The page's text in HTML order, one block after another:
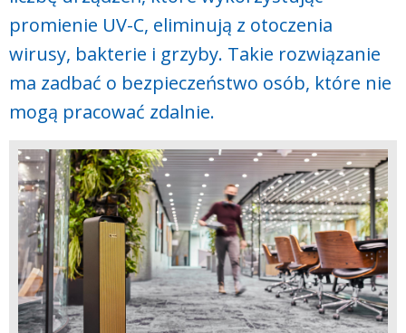
promienie UV-C, eliminują z otoczenia
wirusy, bakterie i grzyby. Takie rozwiązanie
ma zadbać o bezpieczeństwo osób, które nie
mogą pracować zdalnie.